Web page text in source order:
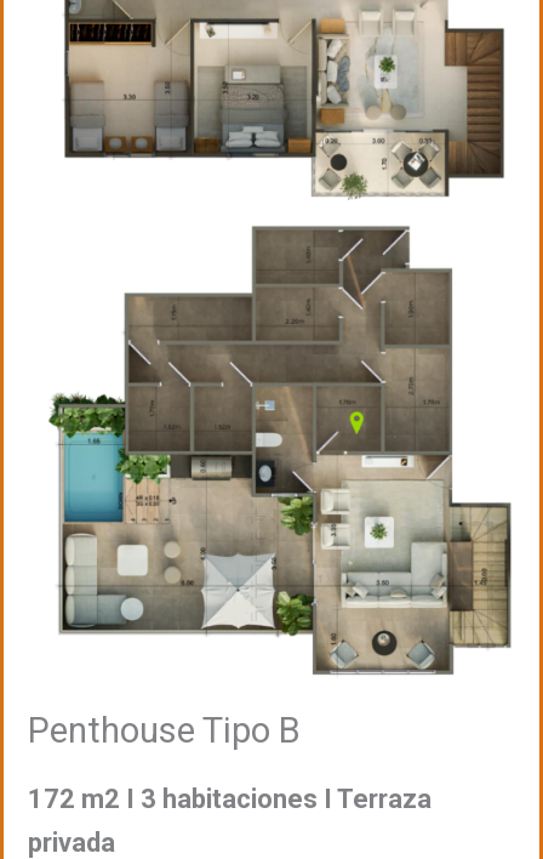
Penthouse Tipo B
172 m2 I 3 habitaciones I Terraza
privada